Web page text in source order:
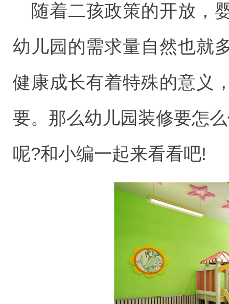
随着二孩政策的开放，
幼儿园的需求量自然也就
健康成长有着特殊的意义
要。那么幼儿园装修要怎
呢?和小编一起来看看吧!